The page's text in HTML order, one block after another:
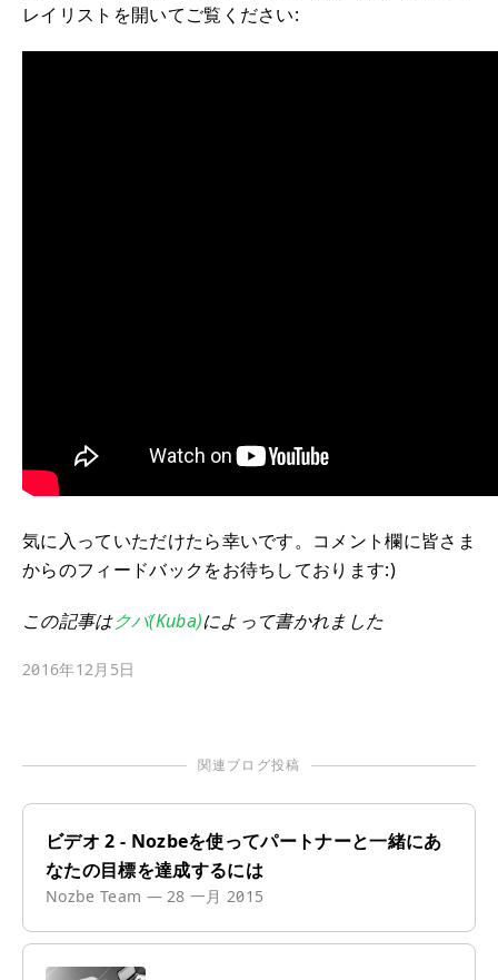
レイリストを開いてご覧ください:
気に入っていただけたら幸いです。コメント欄に皆さま
からのフィードバックをお待ちしております:)
この記事はクバ(Kuba)によって書かれました
2016年12月5日
関連ブログ投稿
ビデオ 2 - Nozbeを使ってパートナーと一緒にあ
なたの目標を達成するには
Nozbe Team —28 一月 2015